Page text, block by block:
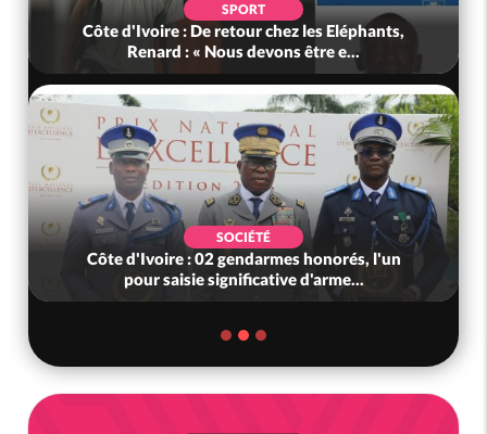
SPORT
Côte d'Ivoire : De retour chez les Eléphants,
Renard : « Nous devons être e...
SOCIÉTÉ
Côte d'Ivoire : 02 gendarmes honorés, l'un
pour saisie significative d'arme...